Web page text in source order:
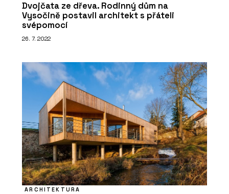
Dvojčata ze dřeva. Rodinný dům na
Vysočině postavil architekt s přáteli
svépomocí
26. 7. 2022
ARCHITEKTURA